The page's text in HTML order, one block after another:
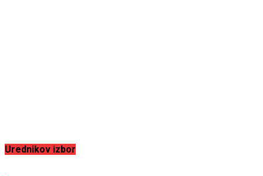
Urednikov izbor